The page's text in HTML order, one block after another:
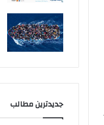
جدیدترین مطالب